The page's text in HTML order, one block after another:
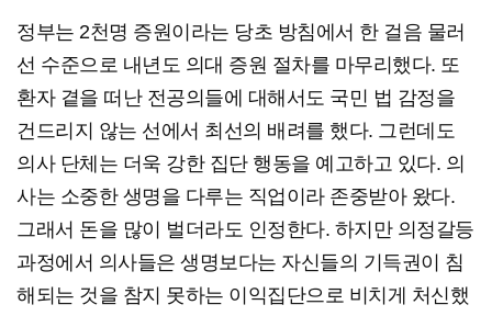
정부는 2천명 증원이라는 당초 방침에서 한 걸음 물러
선 수준으로 내년도 의대 증원 절차를 마무리했다. 또
환자 곁을 떠난 전공의들에 대해서도 국민 법 감정을
건드리지 않는 선에서 최선의 배려를 했다. 그런데도
의사 단체는 더욱 강한 집단 행동을 예고하고 있다. 의
사는 소중한 생명을 다루는 직업이라 존중받아 왔다.
그래서 돈을 많이 벌더라도 인정한다. 하지만 의정갈등
과정에서 의사들은 생명보다는 자신들의 기득권이 침
해되는 것을 참지 못하는 이익집단으로 비치게 처신했